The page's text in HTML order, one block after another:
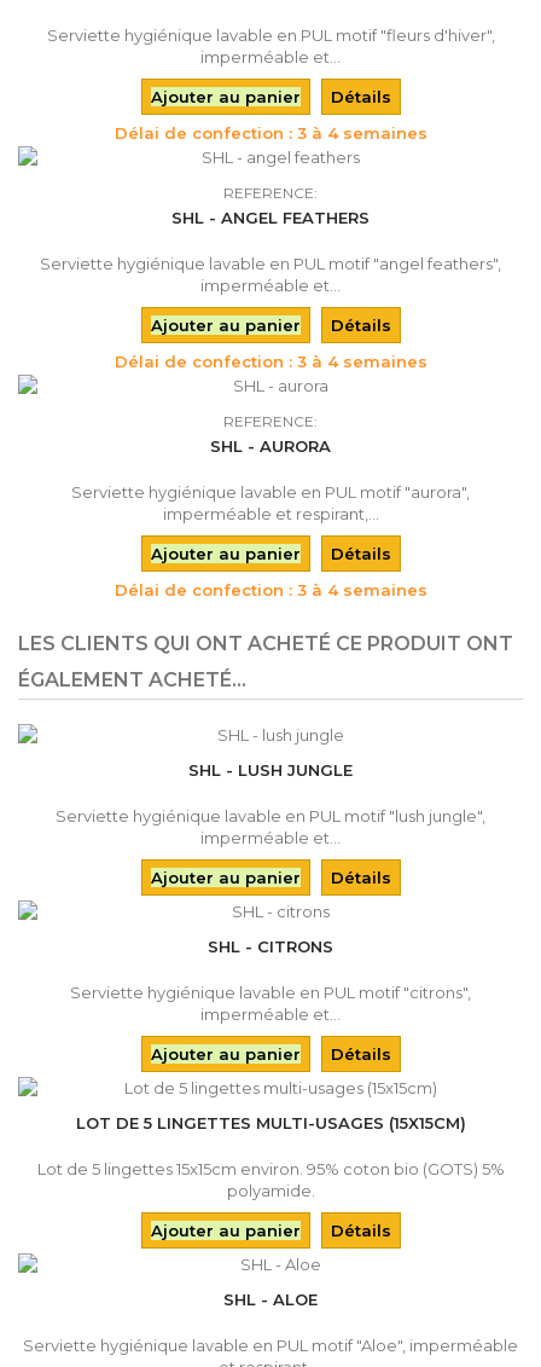
Serviette hygiénique lavable en PUL motif "fleurs d'hiver",
imperméable et...
Ajouter au panier
Détails
Délai de confection : 3 à 4 semaines
REFERENCE:
SHL - ANGEL FEATHERS
Serviette hygiénique lavable en PUL motif "angel feathers",
imperméable et...
Ajouter au panier
Détails
Délai de confection : 3 à 4 semaines
REFERENCE:
SHL - AURORA
Serviette hygiénique lavable en PUL motif "aurora",
imperméable et respirant,...
Ajouter au panier
Détails
Délai de confection : 3 à 4 semaines
LES CLIENTS QUI ONT ACHETÉ CE PRODUIT ONT
ÉGALEMENT ACHETÉ...
SHL - LUSH JUNGLE
Serviette hygiénique lavable en PUL motif "lush jungle",
imperméable et...
Ajouter au panier Détails
SHL - CITRONS
Serviette hygiénique lavable en PUL motif "citrons",
imperméable et...
Ajouter au panier Détails
LOT DE 5 LINGETTES MULTI-USAGES (15X15CM)
Lot de 5 lingettes 15x15cm environ. 95% coton bio (GOTS) 5%
polyamide.
Ajouter au panier Détails
SHL - ALOE
Serviette hygiénique lavable en PUL motif "Aloe", imperméable